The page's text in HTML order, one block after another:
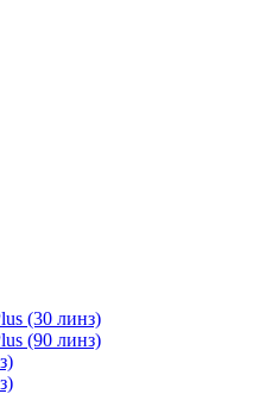
(30 линз)
(90 линз)